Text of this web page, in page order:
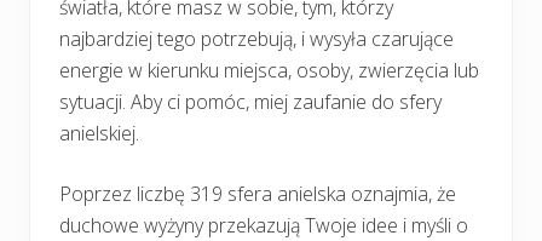
światła, które masz w sobie, tym, którzy
najbardziej tego potrzebują, i wysyła czarujące
energie w kierunku miejsca, osoby, zwierzęcia lub
sytuacji. Aby ci pomóc, miej zaufanie do sfery
anielskiej.
Poprzez liczbę 319 sfera anielska oznajmia, że
duchowe wyżyny przekazują Twoje idee i myśli o